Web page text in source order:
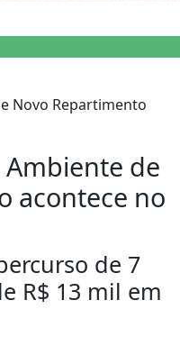
Ambiente de
acontece no
de 7
R$ 13 mil em